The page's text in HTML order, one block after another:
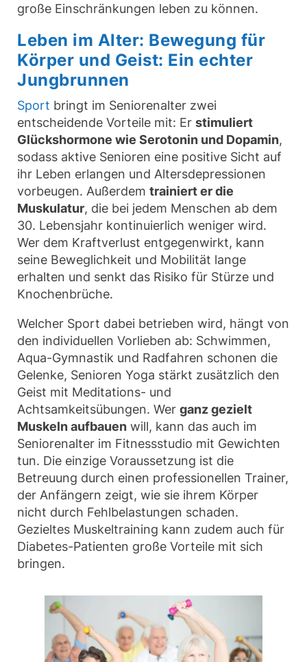
große Einschränkungen leben zu können.
Leben im Alter: Bewegung für
Körper und Geist: Ein echter
Jungbrunnen
Sport bringt im Seniorenalter zwei
entscheidende Vorteile mit: Er stimuliert
Glückshormone wie Serotonin und Dopamin,
sodass aktive Senioren eine positive Sicht auf
ihr Leben erlangen und Altersdepressionen
vorbeugen. Außerdem trainiert er die
Muskulatur, die bei jedem Menschen ab dem
30. Lebensjahr kontinuierlich weniger wird.
Wer dem Kraftverlust entgegenwirkt, kann
seine Beweglichkeit und Mobilität lange
erhalten und senkt das Risiko für Stürze und
Knochenbrüche.
Welcher Sport dabei betrieben wird, hängt von
den individuellen Vorlieben ab: Schwimmen,
Aqua-Gymnastik und Radfahren schonen die
Gelenke, Senioren Yoga stärkt zusätzlich den
Geist mit Meditations- und
Achtsamkeitsübungen. Wer ganz gezielt
Muskeln aufbauen will, kann das auch im
Seniorenalter im Fitnessstudio mit Gewichten
tun. Die einzige Voraussetzung ist die
Betreuung durch einen professionellen Trainer,
der Anfängern zeigt, wie sie ihrem Körper
nicht durch Fehlbelastungen schaden.
Gezieltes Muskeltraining kann zudem auch für
Diabetes-Patienten große Vorteile mit sich
bringen.